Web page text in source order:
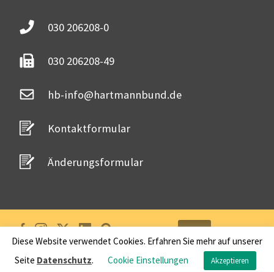
030 206208-0
030 206208-49
hb-info@hartmannbund.de
Kontaktformular
Änderungsformular
Login
FAQs Impressum / Datenschutz
Diese Website verwendet Cookies. Erfahren Sie mehr auf unserer
Seite Datenschutz. Cookie Einstellungen Akzeptieren